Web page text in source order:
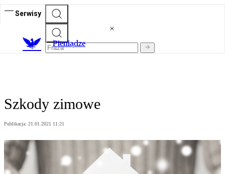
Serwisy
Pieniądze
Szkody zimowe
Publikacja: 21.01.2021 11:21